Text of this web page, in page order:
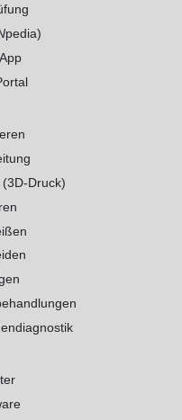
pedia)
Druck)